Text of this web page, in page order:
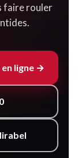
faire rouler
en ligne →